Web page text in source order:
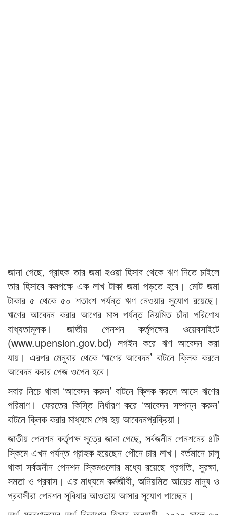
জানা গেছে, গ্রাহক তার জমা হওয়া হিসাব থেকে ঋণ নিতে চাইলে
তার হিসাবে কমপক্ষে এক লাখ টাকা জমা পড়তে হবে। মোট জমা
টাকার ৫ থেকে ৫০ শতাংশ পর্যন্ত ঋণ নেওয়ার সুযোগ রয়েছে।
ঋণের আবেদন করার আগের মাস পর্যন্ত নিয়মিত চাঁদা পরিশোধ
বাধ্যতামূলক। জাতীয় পেনশন কর্তৃপক্ষের ওয়েবসাইটে
(www.upension.gov.bd) লগইন করে ঋণ আবেদন করা
যায়। এরপর মেনুবার থেকে ‘ঋণের আবেদন’ বাটনে ক্লিক করলে
আবেদন করার পেজ ওপেন হবে।
সবার নিচে থাকা ‘আবেদন করুন’ বাটনে ক্লিক করলে আসে ঋণের
পরিমাণ। ফেরতের কিস্তি নির্ধারণ করে ‘আবেদন সম্পন্ন করুন’
বাটনে ক্লিক করার মাধ্যমে শেষ হয় আবেদনপ্রক্রিয়া।
জাতীয় পেনশন কর্তৃপক্ষ সূত্রে জানা গেছে, সর্বজনীন পেনশনের ৪টি
স্কিমে এখন পর্যন্ত গ্রাহক হয়েছেন পৌনে চার লাখ। বর্তমানে চালু
থাকা সর্বজনীন পেনশন স্কিমগুলোর মধ্যে রয়েছে প্রগতি, সুরক্ষা,
সমতা ও প্রবাস। এর মাধ্যমে কর্মজীবী, অনিয়মিত আয়ের মানুষ ও
প্রবাসীরা পেনশন সুবিধার আওতায় আসার সুযোগ পাচ্ছেন।